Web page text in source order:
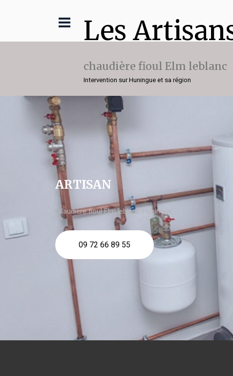
Les
chaudière fioul Elm leblanc
Intervention sur Huningue et sa région
ARTISAN
chaudière fioul Elm leblanc Huningue
09 72 66 89 55